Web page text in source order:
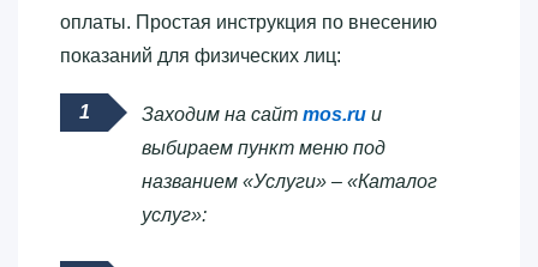
оплаты. Простая инструкция по внесению
показаний для физических лиц:
Заходим на сайт mos.ru и
выбираем пункт меню под
названием «Услуги» – «Каталог
услуг»: